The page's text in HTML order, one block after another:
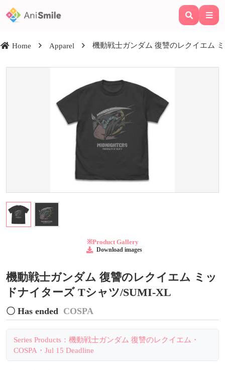
Home Apparel 機動戦士ガンダム 復讐のレクイエム
※Product Gallery
Download images
機動戦士ガンダム 復讐のレクイエム ミッ
ドナイターズ Tシャツ/SUMI-XL
〇 Has ended COSPA
Series Products：機動戦士ガンダム 復讐のレクイエム・
COSPA・Jul 15 Deadline